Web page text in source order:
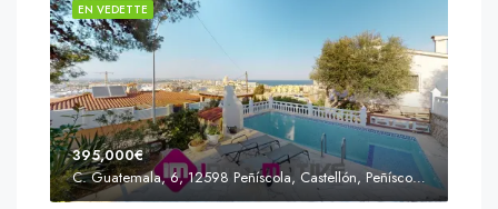
EN VEDETTE
395,000€
C. Guatemala, 6, 12598 Peñíscola, Castellón, Peñíscola, Communauté valencienne